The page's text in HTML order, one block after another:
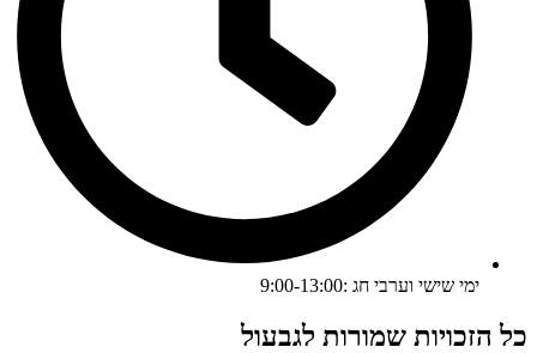
ימי שישי וערבי חג :9:00-13:00
הזכויות שמורות לגבעול